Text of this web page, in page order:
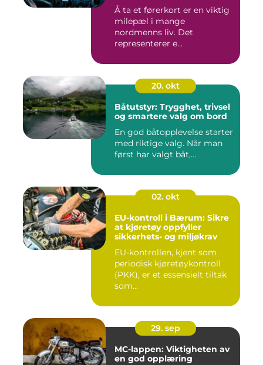
Å ta et førerkort er en viktig
milepæl i mange
nordmenns liv. Det
representerer e...
20. okt
Båtutstyr: Trygghet, trivsel
og smartere valg om bord
En god båtopplevelse starter
med riktige valg. Når man
først har valgt båt,...
02. okt
EU-kontroll i Bærum: Sikre
at kjøretøy oppfyller
sikkerhets- og miljøkrav
EU-kontrollen, kjent som
periodisk kjøretøykontroll
(PKK), er et essensielt tiltak
som...
29. sep
MC-lappen: Viktigheten av
en god opplæring